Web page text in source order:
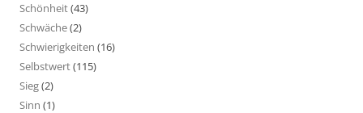
Schönheit(43)
Schwäche(2)
Schwierigkeiten (16)
Selbstwert(115)
Sieg(2)
Sinn (1)